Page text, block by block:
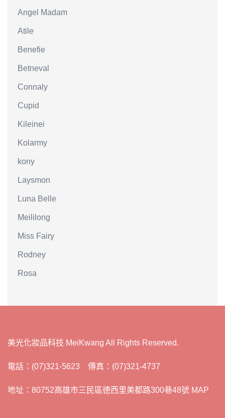
Angel Madam
Atile
Benefie
Betneval
Connaly
Cupid
Kileinei
Kolarmy
kony
Laysmon
Luna Belle
Meililong
Miss Fairy
Rodney
Rosa
美光化妝品科技 MeiKwang All Rights Reserved.
電話：(07)321-5623 傳真：(07)321-4737
地址：80752高雄市三民區德西里美都路300巷48號 MAP